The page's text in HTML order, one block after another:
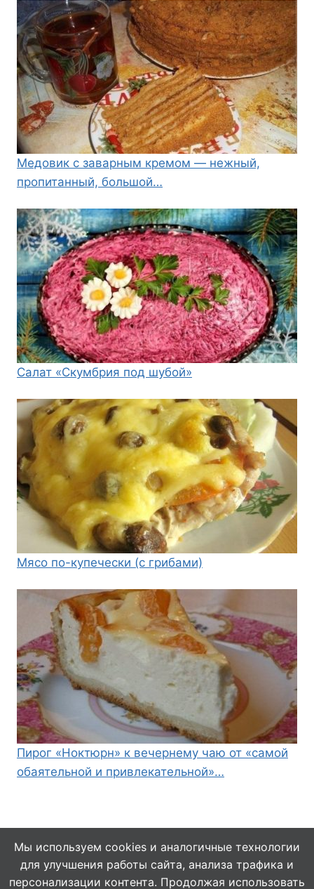
Медовик с заварным кремом — нежный,
пропитанный, большой…
Салат «Скумбрия под шубой»
Мясо по-купечески (с грибами)
Пирог «Ноктюрн» к вечернему чаю от «самой
обаятельной и привлекательной»…
© 2026 Кулинарушка - Вкусные Рецепты
Мы используем cookies и аналогичные технологии
для улучшения работы сайта, анализа трафика и
персонализации контента. Продолжая использовать